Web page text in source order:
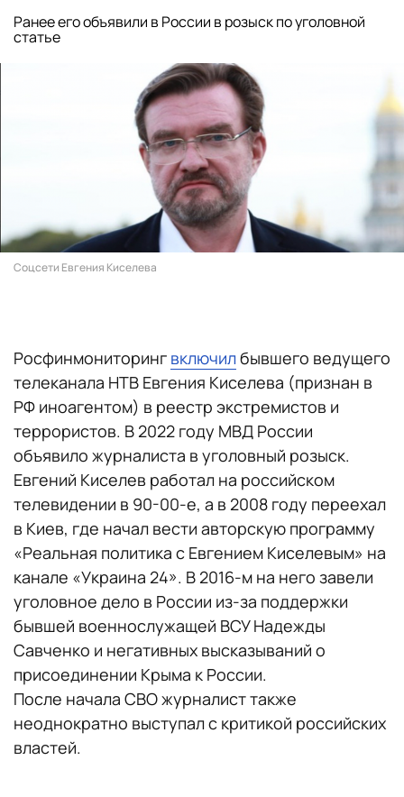
Ранее его объявили в России в розыск по уголовной
статье
Соцсети Евгения Киселева
Росфинмониторинг включилбывшего ведущего
телеканала НТВ Евгения Киселева (признан в
РФ иноагентом) в реестр экстремистов и
террористов. В 2022 году МВД России
объявило журналиста в уголовный розыск.
Евгений Киселев работал на российском
телевидении в 90-00-е, а в 2008 году переехал
в Киев, где начал вести авторскую программу
«Реальная политика с Евгением Киселевым» на
канале «Украина 24». В 2016-м на него завели
уголовное дело в России из-за поддержки
бывшей военнослужащей ВСУ Надежды
Савченко и негативных высказываний о
присоединении Крыма к России.
После начала СВО журналист также
неоднократно выступал с критикой российских
властей.